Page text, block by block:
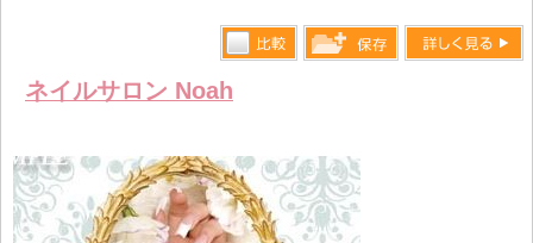
ネイルサロン Noah
比較す
る
します